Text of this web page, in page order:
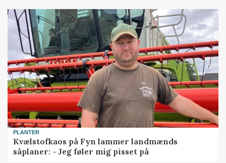
PLANTER
Kvælstofkaos på Fyn lammer landmænds
såplaner: - Jeg føler mig pisset på